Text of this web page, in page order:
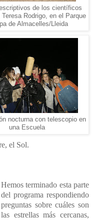
de los científicos
Rodrigo, en el Parque
de Almacelles/Lleida
nocturna con telescopio en
una Escuela
el Sol.
Hemos terminado esta parte
del programa respondiendo
preguntas sobre cuáles son
las estrellas más cercanas,